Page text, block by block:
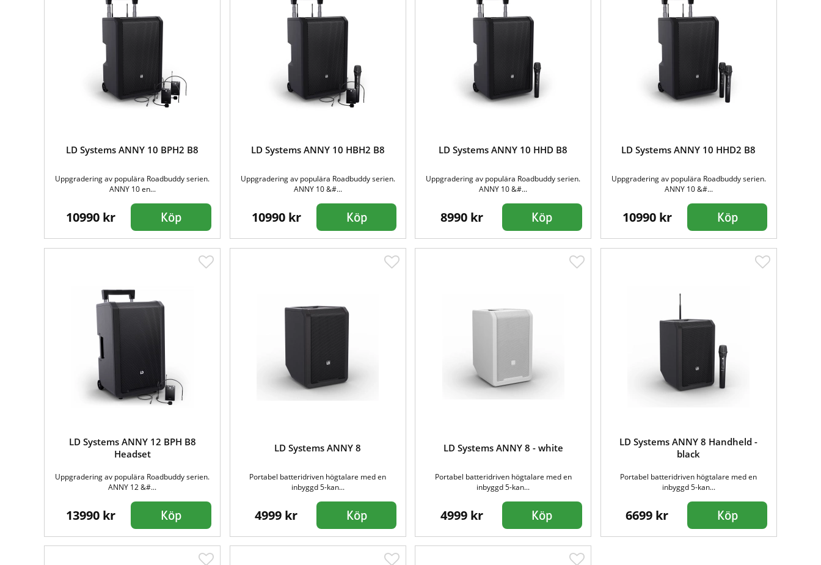
LD Systems ANNY 10 BPH2 B8
Uppgradering av populära Roadbuddy serien.
ANNY 10 en...
10990 kr Köp
LD Systems ANNY 10 HBH2 B8
Uppgradering av populära Roadbuddy serien.
ANNY 10 &#...
10990 kr Köp
LD Systems ANNY 10 HHD B8
Uppgradering av populära Roadbuddy serien.
ANNY 10 &#...
8990 kr Köp
LD Systems ANNY 10 HHD2 B8
Uppgradering av populära Roadbuddy serien.
ANNY 10 &#...
10990 kr Köp
LD Systems ANNY 12 BPH B8
Headset
Uppgradering av populära Roadbuddy serien.
ANNY 12 &#...
13990 kr Köp
LD Systems ANNY 8
Portabel batteridriven högtalare med en
inbyggd 5-kan...
4999 kr Köp
LD Systems ANNY 8 - white
Portabel batteridriven högtalare med en
inbyggd 5-kan...
4999 kr Köp
LD Systems ANNY 8 Handheld -
black
Portabel batteridriven högtalare med en
inbyggd 5-kan...
6699 kr Köp